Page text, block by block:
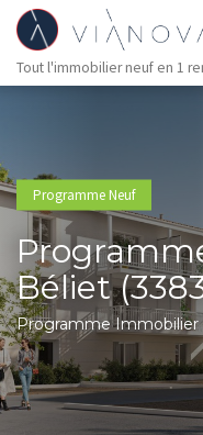
Tout l'immobilier neuf en 1
Programme Neuf
Béliet
Programme Immobilier